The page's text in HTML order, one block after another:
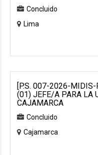
Concluido
Lima
[P.S. 007-2026-
(01) JEFE/A PARA LA
CAJAMARCA
Concluido
Cajamarca